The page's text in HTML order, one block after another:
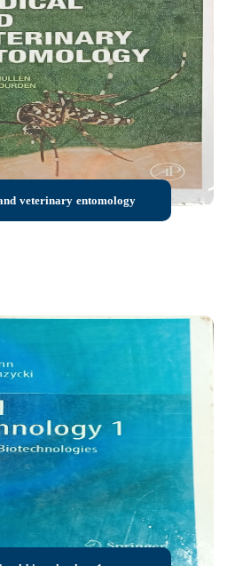
veterinary entomology